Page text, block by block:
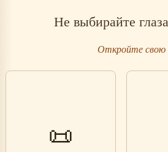
Не выбирайте
Откройте свою
📜
Клее: на чем на самом
деле держится семья и